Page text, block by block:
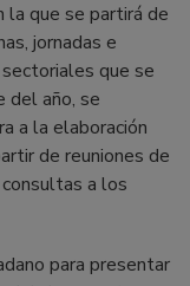
la que se partirá de
jornadas e
que se
del año, se
a la elaboración
de reuniones de
a los
para presentar